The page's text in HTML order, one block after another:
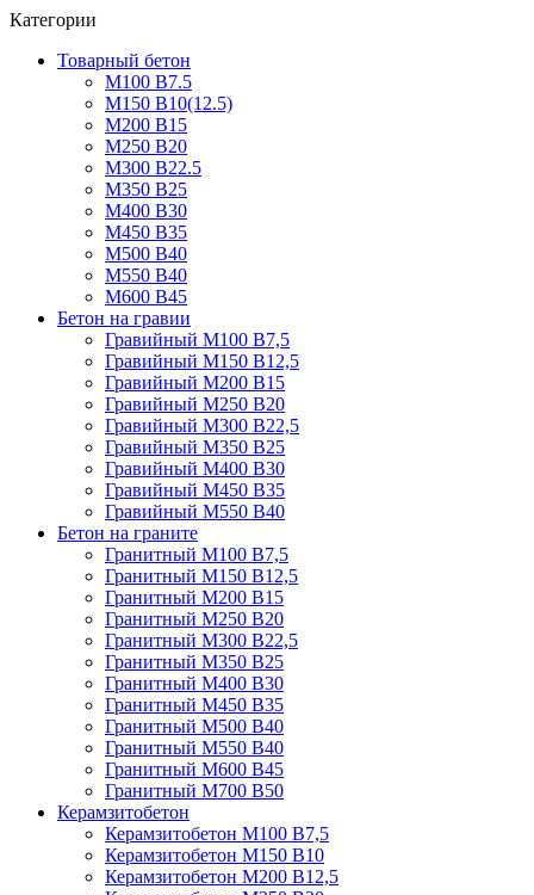
Категории
Товарный бетон
М100 В7.5
М150 В10(12.5)
М200 В15
М250 В20
М300 В22.5
М350 В25
М400 В30
М450 В35
М500 В40
М550 В40
М600 В45
Бетон на гравии
Гравийный М100 В7,5
Гравийный М150 В12,5
Гравийный М200 В15
Гравийный М250 В20
Гравийный М300 В22,5
Гравийный М350 В25
Гравийный М400 В30
Гравийный М450 В35
Гравийный М550 В40
Бетон на граните
Гранитный М100 В7,5
Гранитный М150 В12,5
Гранитный М200 В15
Гранитный М250 В20
Гранитный М300 В22,5
Гранитный М350 В25
Гранитный М400 В30
Гранитный М450 В35
Гранитный М500 В40
Гранитный М550 В40
Гранитный М600 В45
Гранитный М700 В50
Керамзитобетон
Керамзитобетон М100 В7,5
Керамзитобетон М150 В10
Керамзитобетон М200 В12,5